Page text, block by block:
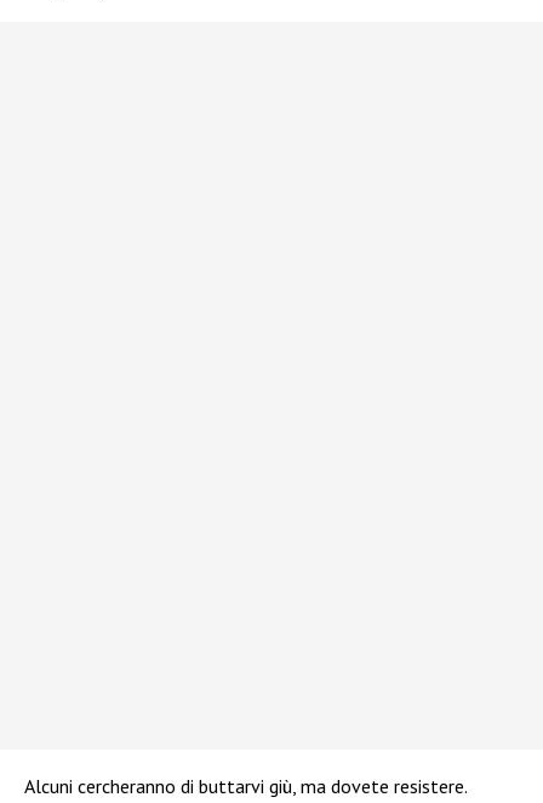
Alcuni cercheranno di buttarvi giù, ma dovete resistere.